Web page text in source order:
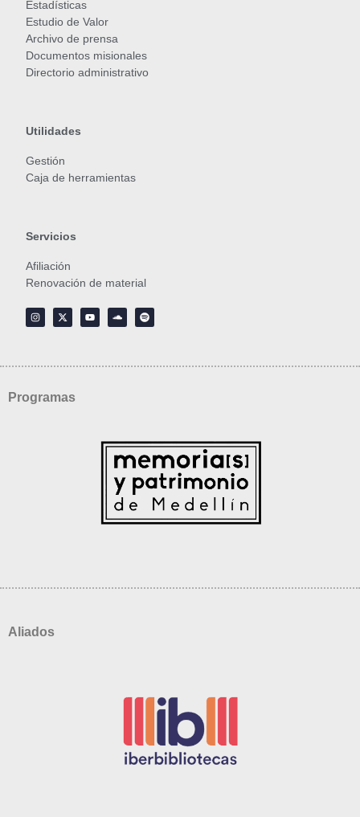
Estadísticas
Estudio de Valor
Archivo de prensa
Documentos misionales
Directorio administrativo
Utilidades
Gestión
Caja de herramientas
Servicios
Afiliación
Renovación de material
Programas
Aliados